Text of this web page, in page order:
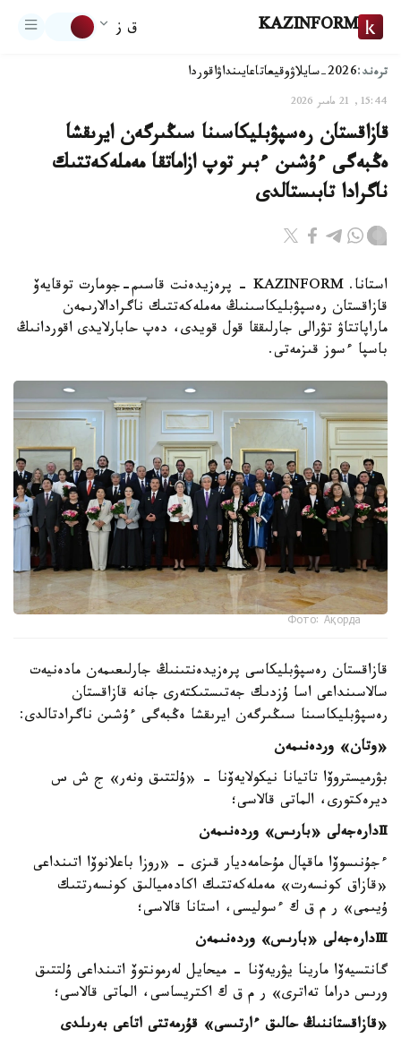
KAZINFORM ق ز
ترەند:2026-سايلاۋ وقيعاتاعايىنداۋاقوردا
15:44, 21 مامىر 2026
قازاقستان رەسپۋبليكاسىنا سىڭىرگەن ايرىقشا
ەڭبەگى ءۇشىن ءبىر توپ ازاماتقا مەملەكەتتىك
ناگرادا تابىستالدى
استانا. KAZINFORM - پرەزيدەنت قاسىم-جومارت توقايەۆ
قازاقستان رەسپۋبليكاسىنىڭ مەملەكەتتىك ناگرادالارىمەن
ماراپاتتاۋ تۋرالى جارلىققا قول قويدى، دەپ حابارلايدى اقوردانىڭ
باسپا ءسوز قىزمەتى.
Фото: Ақорда
قازاقستان رەسپۋبليكاسى پرەزيدەنتىنىڭ جارلىعىمەن مادەنيەت
سالاسىنداعى اسا ۇزدىك جەتىستىكتەرى جانە قازاقستان
رەسپۋبليكاسىنا سىڭىرگەن ايرىقشا ەڭبەگى ءۇشىن ناگرادتالدى:
«وتان» وردەنىمەن
بۋرميستروۆا تاتيانا نيكولايەۆنا - «ۇلتتىق ونەر» ج ش س
ديرەكتورى، الماتى قالاسى؛
Ⅱدارەجەلى «بارىس» وردەنىمەن
ءجۇنىسوۆا ماقپال مۇحامەديار قىزى - «روزا باعلانوۆا اتىنداعى
«قازاق كونسەرت» مەملەكەتتىك اكادەميالىق كونسەرتتىك
ۇيىمى» ر م ق ك ءسوليسى، استانا قالاسى؛
Ⅲدارەجەلى «بارىس» وردەنىمەن
گانتسيەۆا مارينا يۋريەۆنا - ميحايل لەرمونتوۆ اتىنداعى ۇلتتىق
ورىس دراما تەاترى» ر م ق ك اكتريساسى، الماتى قالاسى؛
«قازاقستاننىڭ حالىق ءارتىسى» قۇرمەتتى اتاعى بەرىلدى